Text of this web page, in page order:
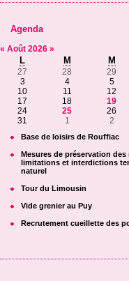
Agenda
« Août 2026 »
L M M
27 28 29
3
4 5
10
11 12
17
18 19
24
25 26
31
1 2
Base de loisirs de Rouffiac
Mesures de préservation
limitations et interdictions
naturel
Tour du Limousin
Vide grenier au Puy
Recrutement cueillette des